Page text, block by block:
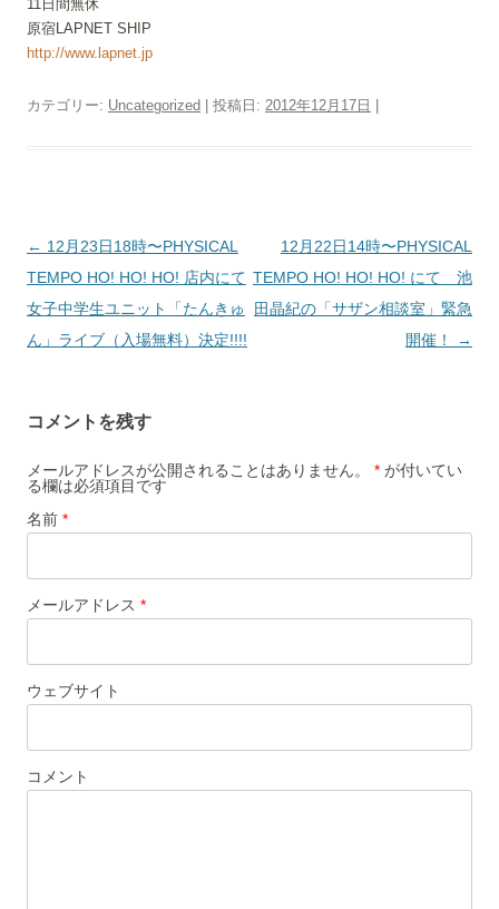
11日間無休
原宿LAPNET SHIP
http://www.lapnet.jp
カテゴリー: Uncategorized | 投稿日: 2012年12月17日
投稿ナビゲーション
← 12月23日18時〜PHYSICAL
TEMPO HO! HO! HO! 店内にて
女子中学生ユニット「たんきゅ
ん」ライブ（入場無料）決定!!!!
12月22日14時〜PHYSICAL
TEMPO HO! HO! HO! にて 池
田晶紀の「サザン相談室」緊急
開催！
→
コメントを残す
メールアドレスが公開されることはありません。 * が付いてい
る欄は必須項目です
名前 *
メールアドレス *
ウェブサイト
コメント